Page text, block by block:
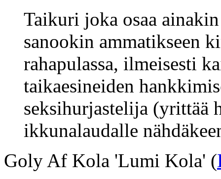
Taikuri joka osaa
sanookin ammatikseen
rahapulassa, ilmeisesti
taikaesineiden
seksihurjastelija (yrittää
ikkunalaudalle
Goly Af Kola 'Lumi Kola' (